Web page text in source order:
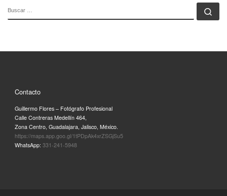
Contacto
Guillermo Flores – Fotógrafo Profesional
Calle Contreras Medellín 464,
Zona Centro, Guadalajara, Jalisco, México.
https://maps.app.goo.gl/1tPDpAk4xrZSGjSu5
WhatsApp: 331-241-5948